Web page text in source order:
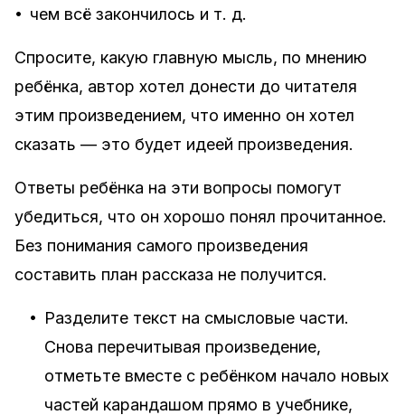
• чем всё закончилось и т. д.
Спросите, какую главную мысль, по мнению
ребёнка, автор хотел донести до читателя
этим произведением, что именно он хотел
сказать — это будет идеей произведения.
Ответы ребёнка на эти вопросы помогут
убедиться, что он хорошо понял прочитанное.
Без понимания самого произведения
составить план рассказа не получится.
• Разделите текст на смысловые части.
Снова перечитывая произведение,
отметьте вместе с ребёнком начало новых
частей карандашом прямо в учебнике,